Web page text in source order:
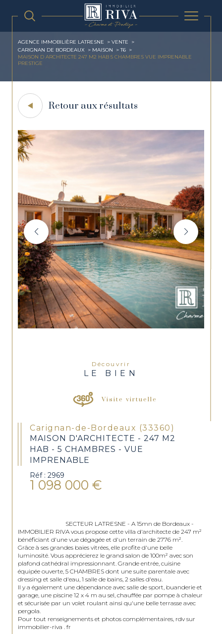
AGENCE IMMOBILIÈRE LATRESNE
VENTE
CARIGNAN DE BORDEAUX
MAISON
T6
MAISON D ARCHITECTE 247 M2 HAB 5 CHAMBRES VUE IMPRENABLE
PRESTIGE
Retour aux résultats
Découvrir
LE BIEN
Visite virtuelle
Carignan-de-Bordeaux (33360)
MAISON D'ARCHITECTE - 247 M2
HAB - 5 CHAMBRES - VUE
IMPRENABLE
Réf : 2969
1 098 000 €
IMMOBILIER RIVA vous propose cette villa d'architecte de 247 m²
bénéficiant d'une vue dégagée et d'un terrain de 2776 m².
Grâce à ses grandes baies vitrées, elle profite d'une belle
luminosité. Vous apprécierez le grand salon de 100m² avec son
plafond cathédral impressionnant. Grande entrée, cuisine
équipée ouverte, 5 CHAMBRES dont une suite parentale avec
dressing et salle d'eau, 1 salle de bains, 2 salles d'eau.
Il y a également une dépendance avec salle de sport, buanderie et
garage, une piscine 12 x 4 m au sel, chauffée par pompe à chaleur
et sécurisée par un volet roulant ainsi qu'une belle terrasse avec
pergola.
Pour tout renseignements et photos complémentaires, rdv sur
immobilier-riva . fr